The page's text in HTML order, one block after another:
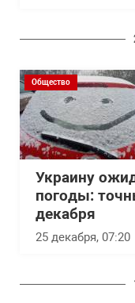
Общество
Украину
погоды:
декабря
25 декабря, 07:20